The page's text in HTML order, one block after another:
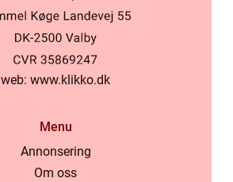
web: www.klikko.dk
Menu
Annonsering
Om oss